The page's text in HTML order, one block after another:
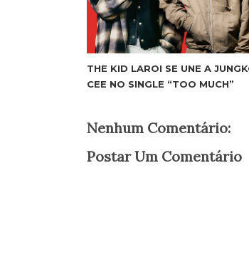
THE KID LAROI SE UNE A
CEE NO SINGLE “TOO MUCH”
Nenhum Comentário:
Postar Um Comentário